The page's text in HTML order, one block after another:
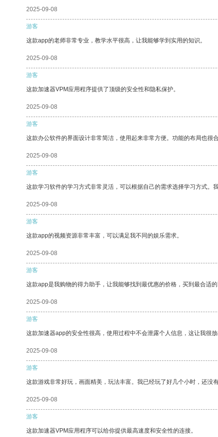
2025-09-08
游客
这款app的老师非常专业，教学水平很高，让我能够学到实用的知识。
2025-09-08
游客
这款加速器VPM应用程序提供了顶级的安全性和隐私保护。
2025-09-08
游客
这款办公软件的界面设计非常简洁，使用起来非常方便。功能的布局也很
2025-09-08
游客
这款学习软件的学习方式非常灵活，可以根据自己的需求选择学习方式。
2025-09-08
游客
这款app的视频资源非常丰富，可以满足我不同的娱乐需求。
2025-09-08
游客
这款app是我购物的得力助手，让我能够找到最优惠的价格，买到最合适
2025-09-08
游客
这款加速器app的安全性很高，使用过程中不会泄露个人信息，这让我很
2025-09-08
游客
这款游戏非常好玩，画面精美，玩法丰富。我已经玩了好几个小时，还没
2025-09-08
游客
这款加速器VPM应用程序可以给你提供最高速度和安全性的连接。